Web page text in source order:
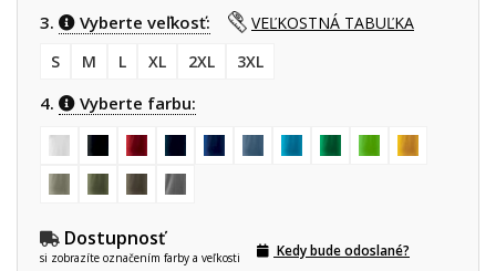
3. Vyberte veľkosť:
VEĽKOSTNÁ TABUĽKA
S
M L XL 2XL 3XL
4. Vyberte farbu:
Dostupnosť
si zobrazíte označením farby a veľkosti Kedy bude odoslané?